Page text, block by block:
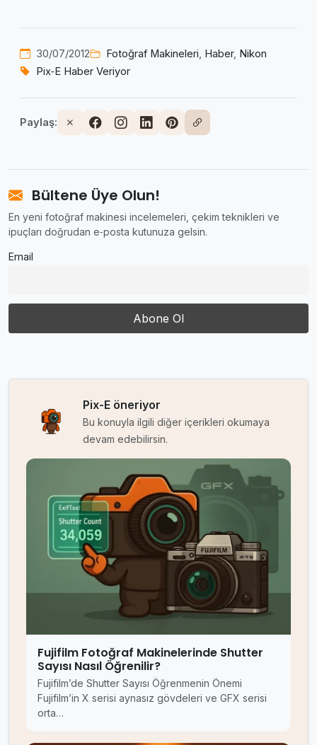
30/07/2012 Fotoğraf Makineleri, Haber, Nikon
Pix‑E Haber Veriyor
Paylaş:
Bültene Üye Olun!
En yeni fotoğraf makinesi incelemeleri, çekim teknikleri ve
ipuçları doğrudan e‑posta kutunuza gelsin.
Email
Pix-E öneriyor
Bu konuyla ilgili diğer içerikleri okumaya
devam edebilirsin.
Fujifilm Fotoğraf Makinelerinde Shutter
Sayısı Nasıl Öğrenilir?
Fujifilm’de Shutter Sayısı Öğrenmenin Önemi
Fujifilm’in X serisi aynasız gövdeleri ve GFX serisi
orta…